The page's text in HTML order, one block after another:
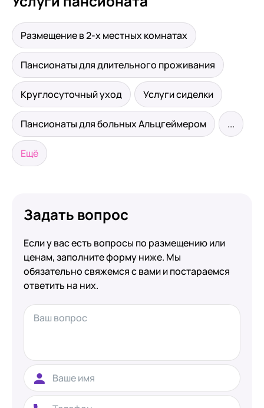
Размещение в 2-х местных комнатах
Пансионаты для длительного проживания
Круглосуточный уход Услуги сиделки
Пансионаты для больных Альцгеймером ...
Ещё
Задать вопрос
Если у вас есть вопросы по размещению или
ценам, заполните форму ниже. Мы
обязательно свяжемся с вами и постараемся
ответить на них.